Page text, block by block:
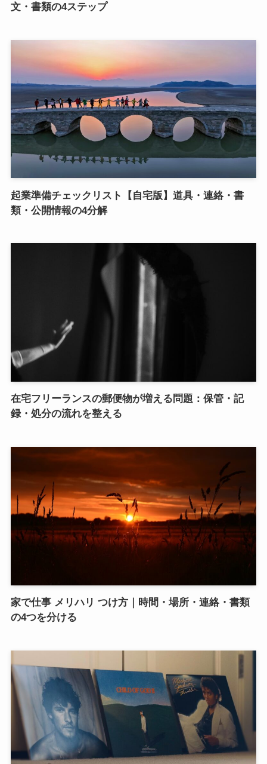
文・書類の4ステップ
起業準備チェックリスト【自宅版】道具・連絡・書
類・公開情報の4分解
在宅フリーランスの郵便物が増える問題：保管・記
録・処分の流れを整える
家で仕事 メリハリ つけ方｜時間・場所・連絡・書類
の4つを分ける